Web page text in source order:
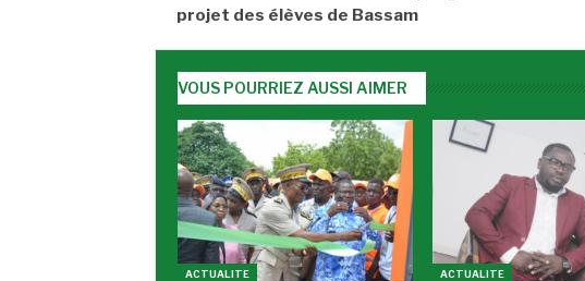
projet des élèves de Bassam
VOUS POURRIEZ AUSSI AIMER
ACTUALITE ACTUALITE